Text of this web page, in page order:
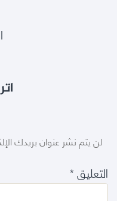
لن يتم نشر عنوان بريدك
التعليق*